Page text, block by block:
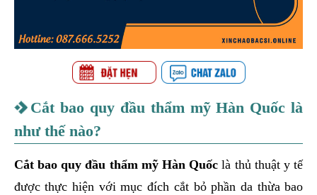
Cắt bao quy đầu thẩm mỹ Hàn Quốc là
như thế nào?
Cắt bao quy đầu thẩm mỹ Hàn Quốc là thủ thuật y tế
được thực hiện với mục đích cắt bỏ phần da thừa bao